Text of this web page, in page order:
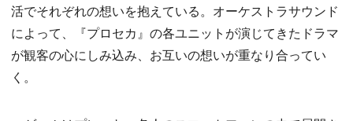
活でそれぞれの想いを抱えている。オーケストラサウンド
によって、『プロセカ』の各ユニットが演じてきたドラマ
が観客の心にしみ込み、お互いの想いが重なり合ってい
く。